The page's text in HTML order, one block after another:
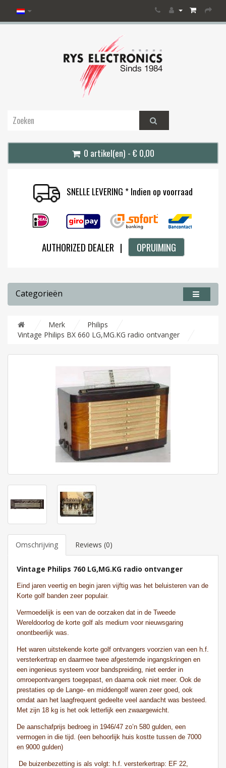
0 artikel(en) - € 0,00
SNELLE LEVERING * Indien op voorraad
AUTHORIZED DEALER | OPRUIMING
Categorieën
Merk
Philips
Vintage Philips BX 660 LG,MG.KG radio ontvanger
Omschrijving Reviews (0)
Vintage Philips 760 LG,MG.KG radio ontvanger
Eind jaren veertig en begin jaren vijftig was het beluisteren van de
Korte golf banden zeer populair.
Vermoedelijk is een van de oorzaken dat in de Tweede
Wereldoorlog de korte golf als medium voor nieuwsgaring
onontbeerlijk was.
Het waren uitstekende korte golf ontvangers voorzien van een h.f.
versterkertrap en daarmee twee afgestemde ingangskringen en
een ingenieus systeem voor bandspreiding, niet eerder in
omroepontvangers toegepast, en daarna ook niet meer. Ook de
prestaties op de Lange- en middengolf waren zeer goed, ook
omdat aan het laagfrequent gedeelte veel aandacht was besteed.
Met zijn 18 kg is het ook letterlijk een zwaargewicht.
De aanschafprijs bedroeg in 1946/47 zo’n 580 gulden, een
vermogen in die tijd. (een behoorlijk huis kostte tussen de 7000
en 9000 gulden)
De buizenbezetting is als volgt: h.f. versterkertrap: EF 22,